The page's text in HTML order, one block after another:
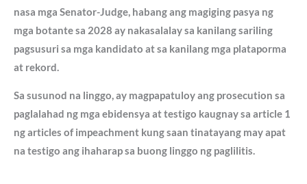
nasa mga Senator-Judge, habang ang magiging pasya ng
mga botante sa 2028 ay nakasalalay sa kanilang sariling
pagsusuri sa mga kandidato at sa kanilang mga plataporma
at rekord.
Sa susunod na linggo, ay magpapatuloy ang prosecution sa
paglalahad ng mga ebidensya at testigo kaugnay sa article 1
ng articles of impeachment kung saan tinatayang may apat
na testigo ang ihaharap sa buong linggo ng paglilitis.